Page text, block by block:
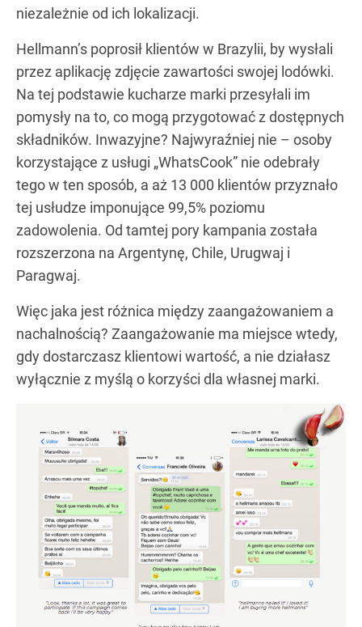
niezależnie od ich lokalizacji.
Hellmann’s poprosił klientów w Brazylii, by wysłali
przez aplikację zdjęcie zawartości swojej lodówki.
Na tej podstawie kucharze marki przesyłali im
pomysły na to, co mogą przygotować z dostępnych
składników. Inwazyjne? Najwyraźniej nie – osoby
korzystające z usługi „WhatsCook” nie odebrały
tego w ten sposób, a aż 13 000 klientów przyznało
tej usłudze imponujące 99,5% poziomu
zadowolenia. Od tamtej pory kampania została
rozszerzona na Argentynę, Chile, Urugwaj i
Paragwaj.
Więc jaka jest różnica między zaangażowaniem a
nachalnością? Zaangażowanie ma miejsce wtedy,
gdy dostarczasz klientowi wartość, a nie działasz
wyłącznie z myślą o korzyści dla własnej marki.